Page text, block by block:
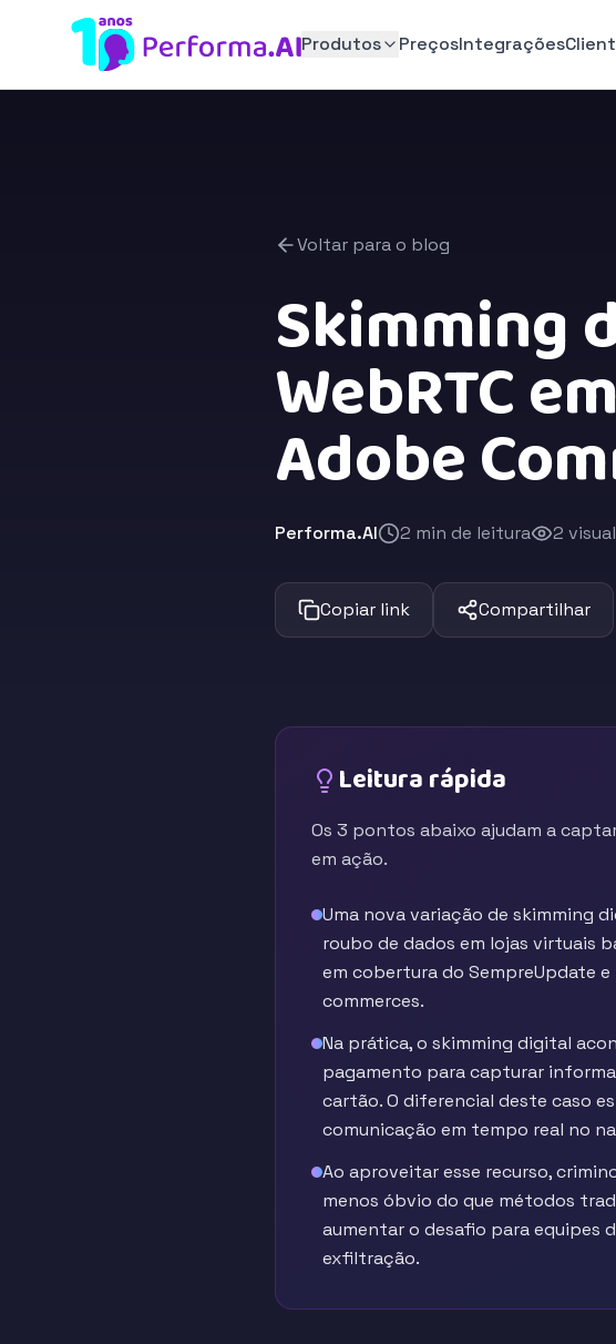
Produtos PreçosIntegrações
Voltar para o blog
Skimming
WebRTC
Adobe
Performa.AI 2 min de leitura 2
Copiar link Compartilhar
Leitura rápida
Os 3 pontos abaixo ajudam a
em ação.
Uma nova variação de skimming
roubo de dados em lojas virtuais
em cobertura do SempreUpdate
commerces.
Na prática, o skimming digital
pagamento para capturar
cartão. O diferencial deste caso
comunicação em tempo real no
Ao aproveitar esse recurso,
menos óbvio do que métodos
aumentar o desafio para equipes
exfiltração.